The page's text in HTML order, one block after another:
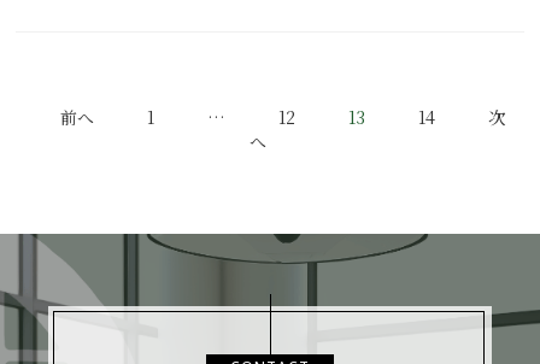
ペ
ジ
前へ 1 … 12 13 14
次
へ